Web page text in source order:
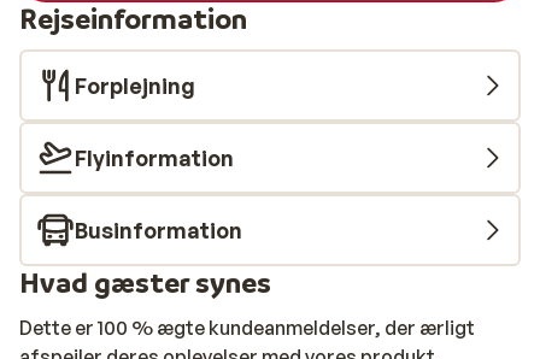
Rejseinformation
Forplejning
Flyinformation
Businformation
Hvad gæster synes
Dette er 100 % ægte kundeanmeldelser, der ærligt